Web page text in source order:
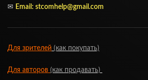
✉ Email: stcomhelp@gmail.com
Для зрителей (как покупать)
Для авторов (как продавать)